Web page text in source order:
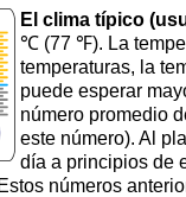
El clima típico
℃ (77 ℉). La
temperaturas, la
puede esperar
número promedio
este número). Al
día a principios de
números